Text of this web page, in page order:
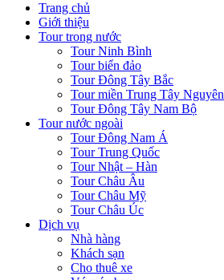
Trang chủ
Giới thiệu
Tour trong nước
Tour Ninh Bình
Tour biển đảo
Tour Đông Tây Bắc
Tour miền Trung Tây Nguyên
Tour Đông Tây Nam Bộ
Tour nước ngoài
Tour Đông Nam Á
Tour Trung Quốc
Tour Nhật – Hàn
Tour Châu Âu
Tour Châu Mỹ
Tour Châu Úc
Dịch vụ
Nhà hàng
Khách sạn
Cho thuê xe